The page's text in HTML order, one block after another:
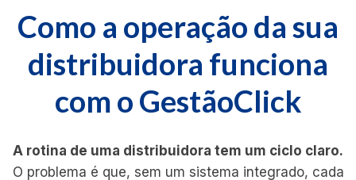
Como a operação da sua
distribuidora funciona
com o GestãoClick
A rotina de uma distribuidora tem um ciclo claro.
O problema é que, sem um sistema integrado, cada